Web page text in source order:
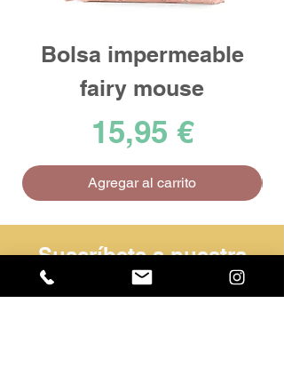
Bolsa impermeable
fairy mouse
Precio
15,95 €
Agregar al carrito
Suscríbete a nuestra
Newsletter